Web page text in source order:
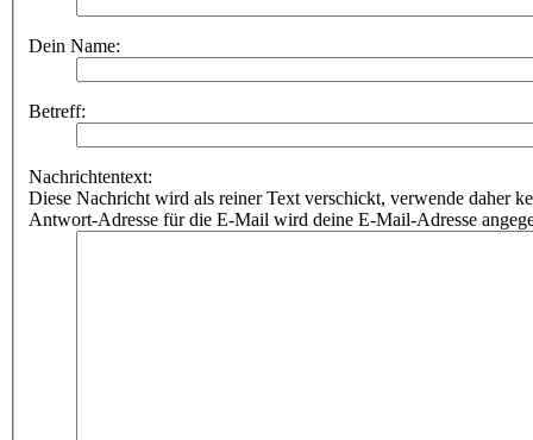
Dein Name:
Betreff:
Nachrichtentext:
Diese Nachricht wird als reiner Text verschickt, verwende daher
Antwort-Adresse für die E-Mail wird deine E-Mail-Adresse